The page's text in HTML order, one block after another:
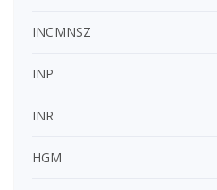
INCMNSZ
INP
INR
HGM